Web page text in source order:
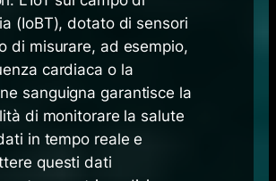
(IoBT), dotato di sensori
di misurare, ad esempio,
cardiaca o la
sanguigna garantisce la
di monitorare la salute
in tempo reale e
questi dati